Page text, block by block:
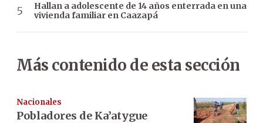
Hallan a adolescente de 14 años enterrada en una
vivienda familiar en Caazapá
Más contenido de esta sección
Nacionales
Pobladores de Ka’atygue